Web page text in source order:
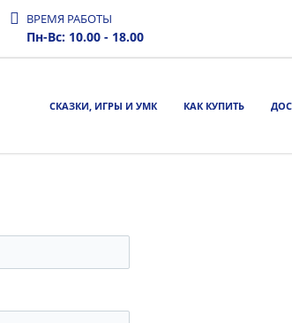
ВРЕМЯ РАБОТЫ
Пн-Вс: 10.00 - 18.00
СКАЗКИ, ИГРЫ И УМК КАК КУПИТЬ